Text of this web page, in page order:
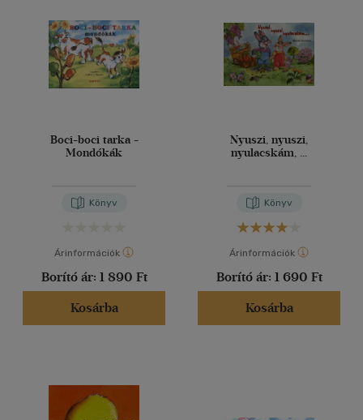
Boci-boci tarka -
Mondókák
Könyv
Árinformációk
Borító ár: 1 890 Ft
Kosárba
Nyuszi, nyuszi,
nyulacskám, ...
Könyv
Árinformációk
Borító ár: 1 690 Ft
Kosárba